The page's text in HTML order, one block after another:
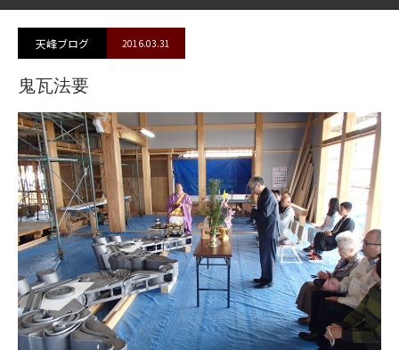
天峰ブログ 2016.03.31
鬼瓦法要